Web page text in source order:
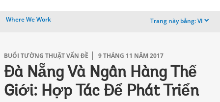
Where We Work Trang này bằng:VI dropdown
BUỔI TƯỜNG THUẬT VẤN ĐỀ 9 THÁNG 11 NĂM 2017
Đà Nẵng Và Ngân Hàng Thế
Giới: Hợp Tác Để Phát Triển